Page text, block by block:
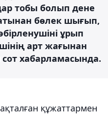
тобы болып дене
бөлек шығып,
ұрып
арт жағынан
хабарламасында.
құжаттармен